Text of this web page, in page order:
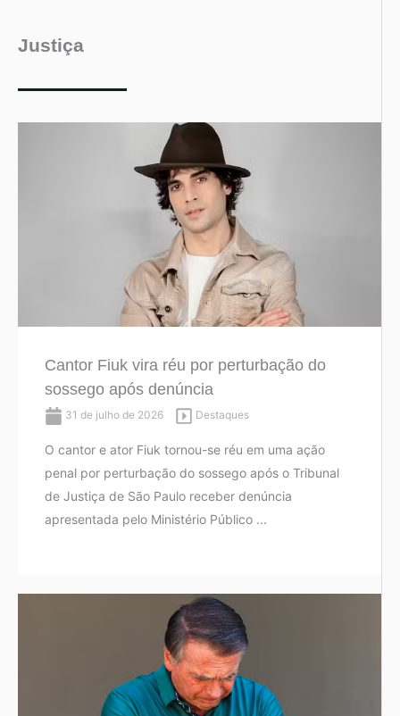
Justiça
Cantor Fiuk vira réu por perturbação do
sossego após denúncia
31 de julho de 2026 Destaques
O cantor e ator Fiuk tornou-se réu em uma ação
penal por perturbação do sossego após o Tribunal
de Justiça de São Paulo receber denúncia
apresentada pelo Ministério Público ...